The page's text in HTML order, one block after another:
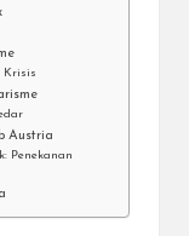
Krisis
Austria
Penekanan